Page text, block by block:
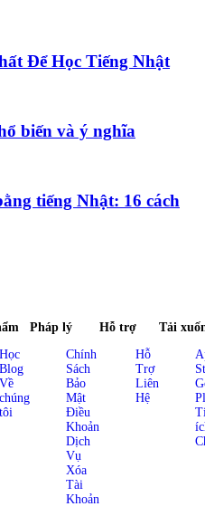
Để Học Tiếng Nhật
biến và ý nghĩa
tiếng Nhật: 16 cách
Học
Blog
Về
chúng
tôi
Pháp lý
Chính
Sách
Bảo
Mật
Điều
Khoản
Dịch
Vụ
Xóa
Tài
Khoản
Hỗ trợ
Hỗ
Trợ
Liên
Hệ
Tải